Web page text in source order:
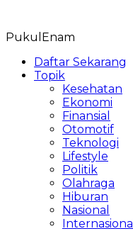
content
PukulEnam
Daftar Sekarang
Topik
Kesehatan
Ekonomi
Finansial
Otomotif
Teknologi
Lifestyle
Politik
Olahraga
Hiburan
Nasional
Internasional